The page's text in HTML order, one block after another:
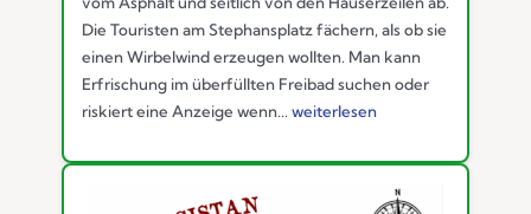
Die Touristen am Stephansplatz fächern, als ob sie
einen Wirbelwind erzeugen wollten. Man kann
Erfrischung im überfüllten Freibad suchen oder
riskiert eine Anzeige wenn... weiterlesen